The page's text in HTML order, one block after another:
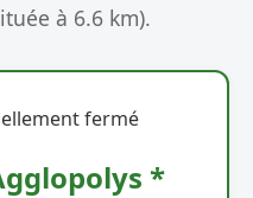
à 6.6 km).
fermé
*